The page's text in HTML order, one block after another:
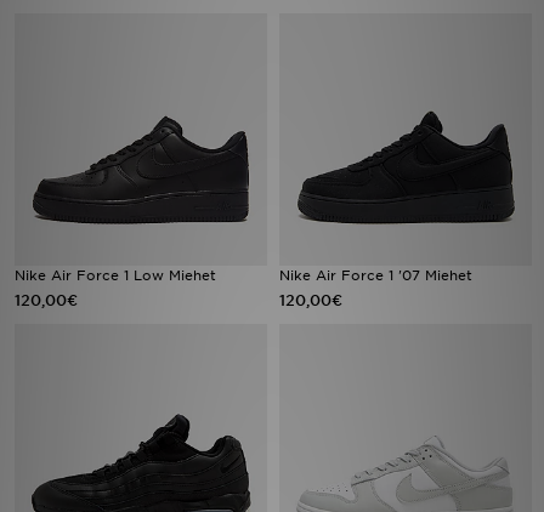
Nike Air Force 1 Low Miehet
120,00€
Nike Air Force 1 '07 Miehet
120,00€